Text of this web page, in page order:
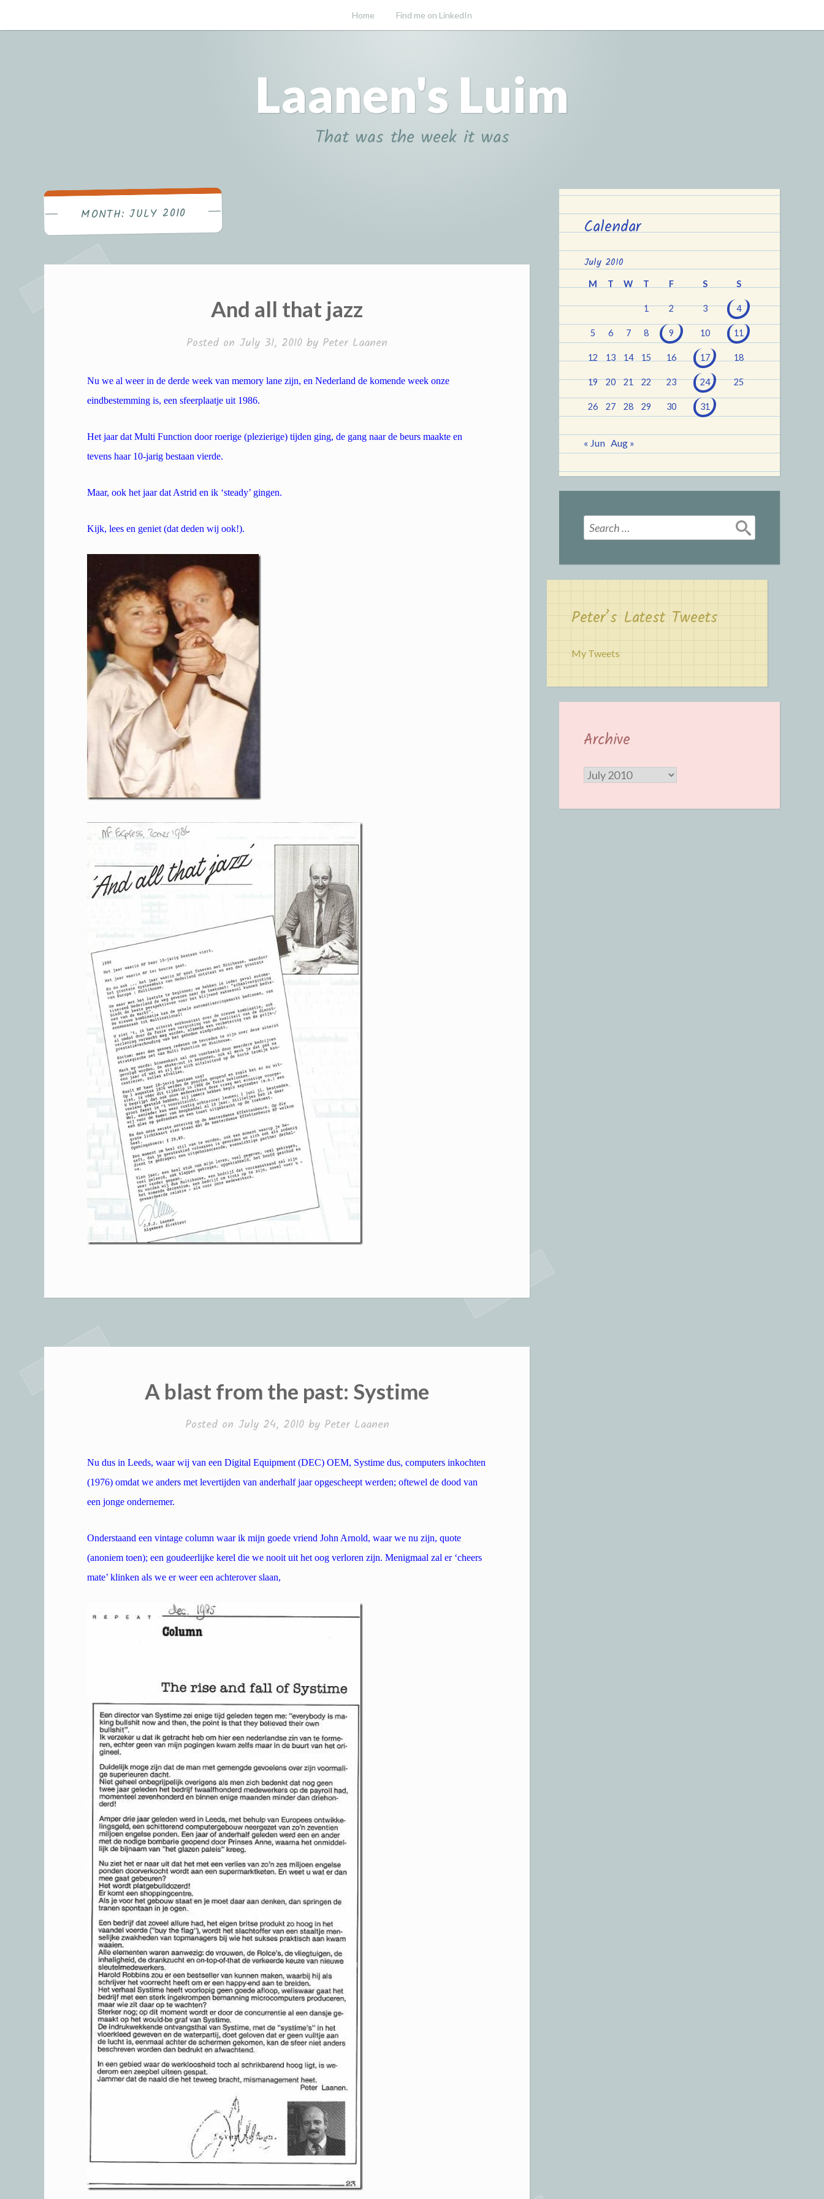
to
Home Find me on LinkedIn
Laanen's Luim
That was the week it was
MONTH:JULY 2010
And all that jazz
Posted on July 31, 2010 by Peter Laanen
Nu we al weer in de derde week van memory lane zijn, en Nederland de komende week onze
eindbestemming is, een sfeerplaatje uit 1986.
Het jaar dat Multi Function door roerige (plezierige) tijden ging, de gang naar de beurs maakte en
tevens haar 10-jarig bestaan vierde.
Maar, ook het jaar dat Astrid en ik ‘steady’ gingen.
Kijk, lees en geniet (dat deden wij ook!).
A blast from the past: Systime
Posted on July 24, 2010by Peter Laanen
Nu dus in Leeds, waar wij van een Digital Equipment (DEC) OEM, Systime dus, computers inkochten
(1976) omdat we anders met levertijden van anderhalf jaar opgescheept werden; oftewel de dood van
een jonge ondernemer.
Onderstaand een vintage column waar ik mijn goede vriend John Arnold, waar we nu zijn, quote
(anoniem toen); een goudeerlijke kerel die we nooit uit het oog verloren zijn. Menigmaal zal er ‘cheers
mate’ klinken als we er weer een achterover slaan,
Calendar
July 2010
M T W T F S S
1 2 3 4
5 6 7 8 9 10 11
12 13 14 15 16 17 18
19 20 21 22 23 24 25
26 27 28 29 30 31
« Jun Aug »
Search
for:
Peter’s Latest Tweets
My Tweets
Archive
Archive